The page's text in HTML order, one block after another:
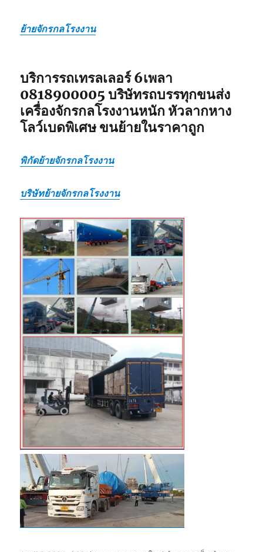
ย้ายจักรกลโรงงาน
บริการรถเทรลเลอร์ 6เพลา
0818900005 บริษัทรถบรรทุกขนส่ง
เครื่องจักรกลโรงงานหนัก หัวลากหาง
โลว์เบดพิเศษ ขนย้ายในราคาถูก
พิกัดย้ายจักรกลโรงงาน
บริษัทย้ายจักรกลโรงงาน